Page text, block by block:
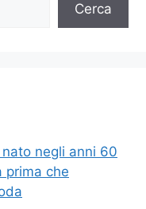
Cerca
negli anni 60
prima che